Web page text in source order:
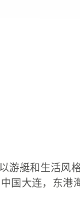
游艇和生活风
国大连，东港